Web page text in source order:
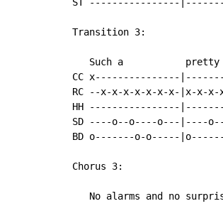
ST ----------------
Transition 3:
Such a
CC x---------------
RC --x-x-x-x-x-x-x-|x-x-
HH ----------------
SD ----o--o----o---|----
BD o-------o-o-----
Chorus 3:
No alarms and no